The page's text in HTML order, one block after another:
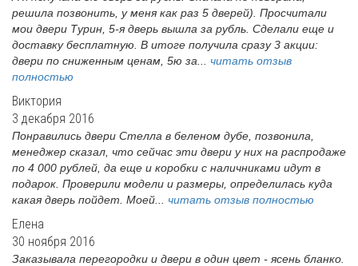
решила позвонить, у меня как раз 5 дверей). Просчитали
мои двери Турин, 5-я дверь вышла за рубль. Сделали еще и
доставку бесплатную. В итоге получила сразу 3 акции:
двери по сниженным ценам, 5ю за... читать отзыв
полностью
Виктория
3 декабря 2016
Понравились двери Стелла в беленом дубе, позвонила,
менеджер сказал, что сейчас эти двери у них на распродаже
по 4 000 рублей, да еще и коробки с наличниками идут в
подарок. Проверили модели и размеры, определилась куда
какая дверь пойдет. Моей... читать отзыв полностью
Елена
30 ноября 2016
Заказывала перегородки и двери в один цвет - ясень бланко.